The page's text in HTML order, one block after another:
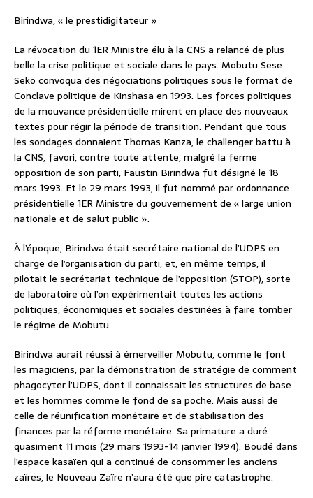
Birindwa, « le prestidigitateur »
La révocation du 1ER Ministre élu à la CNS a relancé de plus
belle la crise politique et sociale dans le pays. Mobutu Sese
Seko convoqua des négociations politiques sous le format de
Conclave politique de Kinshasa en 1993. Les forces politiques
de la mouvance présidentielle mirent en place des nouveaux
textes pour régir la période de transition. Pendant que tous
les sondages donnaient Thomas Kanza, le challenger battu à
la CNS, favori, contre toute attente, malgré la ferme
opposition de son parti, Faustin Birindwa fut désigné le 18
mars 1993. Et le 29 mars 1993, il fut nommé par ordonnance
présidentielle 1ER Ministre du gouvernement de « large union
nationale et de salut public ».
À l’époque, Birindwa était secrétaire national de l’UDPS en
charge de l’organisation du parti, et, en même temps, il
pilotait le secrétariat technique de l’opposition (STOP), sorte
de laboratoire où l’on expérimentait toutes les actions
politiques, économiques et sociales destinées à faire tomber
le régime de Mobutu.
Birindwa aurait réussi à émerveiller Mobutu, comme le font
les magiciens, par la démonstration de stratégie de comment
phagocyter l’UDPS, dont il connaissait les structures de base
et les hommes comme le fond de sa poche. Mais aussi de
celle de réunification monétaire et de stabilisation des
finances par la réforme monétaire. Sa primature a duré
quasiment 11 mois (29 mars 1993-14 janvier 1994). Boudé dans
l’espace kasaïen qui a continué de consommer les anciens
zaïres, le Nouveau Zaïre n’aura été que pire catastrophe.